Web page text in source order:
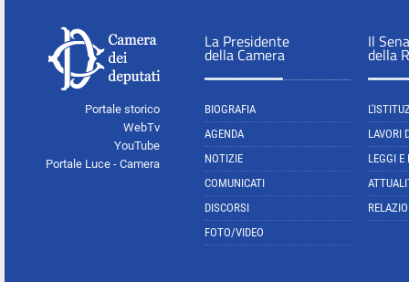
Portale storico
WebTv
YouTube
Portale Luce - Camera
La Presidente
della Camera
BIOGRAFIA
AGENDA
NOTIZIE
COMUNICATI
DISCORSI
FOTO/VIDEO
Il
della
LAVORI
LEGGI E